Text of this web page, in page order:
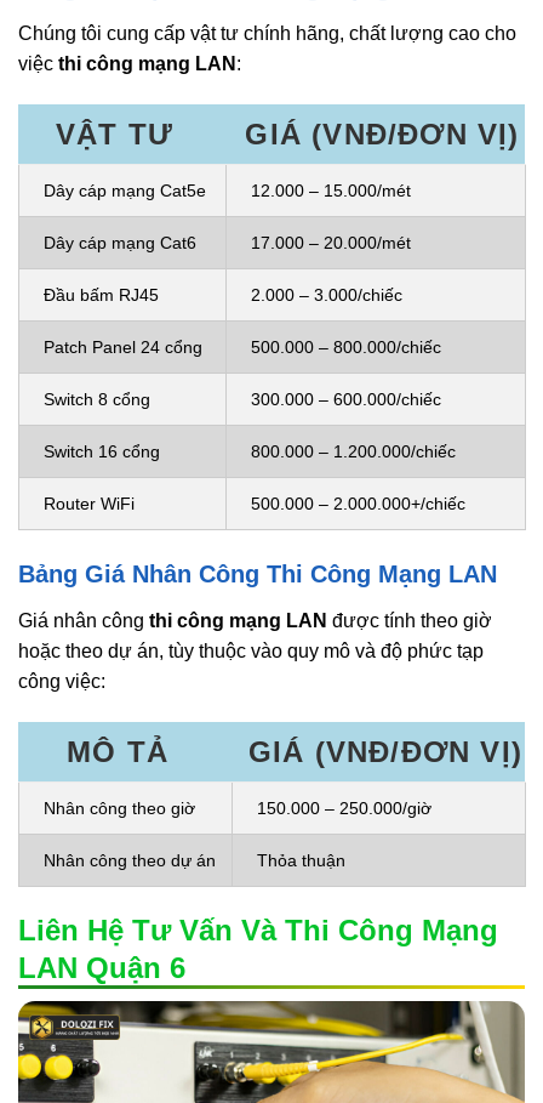
Chúng tôi cung cấp vật tư chính hãng, chất lượng cao cho
việc thi công mạng LAN :
VẬT TƯ GIÁ (VNĐ/ĐƠN VỊ)
Dây cáp mạng Cat5e 12.000 – 15.000/mét
Dây cáp mạng Cat6 17.000 – 20.000/mét
Đầu bấm RJ45 2.000 – 3.000/chiếc
Patch Panel 24 cổng 500.000 – 800.000/chiếc
Switch 8 cổng 300.000 – 600.000/chiếc
Switch 16 cổng 800.000 – 1.200.000/chiếc
Router WiFi 500.000 – 2.000.000+/chiếc
Bảng Giá Nhân Công Thi Công Mạng LAN
Giá nhân công thi công mạng LAN được tính theo giờ
hoặc theo dự án, tùy thuộc vào quy mô và độ phức tạp
công việc:
MÔ TẢ GIÁ (VNĐ/ĐƠN VỊ)
Nhân công theo giờ 150.000 – 250.000/giờ
Nhân công theo dự án Thỏa thuận
Liên Hệ Tư Vấn Và Thi Công Mạng
LAN Quận 6